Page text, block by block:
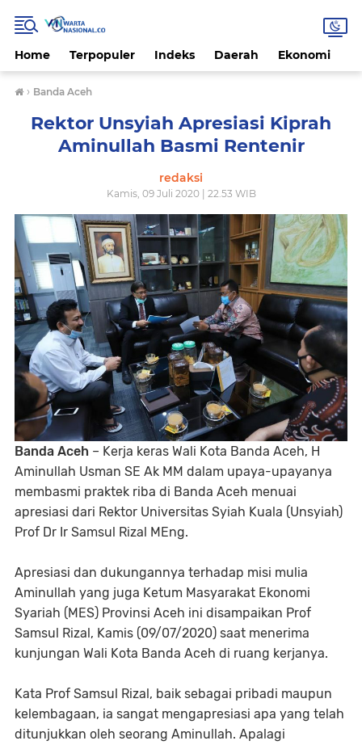
Home Terpopuler Indeks Daerah Ekonomi
› Banda Aceh
Rektor Unsyiah Apresiasi Kiprah
Aminullah Basmi Rentenir
redaksi
Kamis, 09 Juli 2020 | 22.53 WIB
Banda Aceh – Kerja keras Wali Kota Banda Aceh, H
Aminullah Usman SE Ak MM dalam upaya-upayanya
membasmi praktek riba di Banda Aceh menuai
apresiasi dari Rektor Universitas Syiah Kuala (Unsyiah)
Prof Dr Ir Samsul Rizal MEng.
Apresiasi dan dukungannya terhadap misi mulia
Aminullah yang juga Ketum Masyarakat Ekonomi
Syariah (MES) Provinsi Aceh ini disampaikan Prof
Samsul Rizal, Kamis (09/07/2020) saat menerima
kunjungan Wali Kota Banda Aceh di ruang kerjanya.
Kata Prof Samsul Rizal, baik sebagai pribadi maupun
kelembagaan, ia sangat mengapresiasi apa yang telah
ditunjukkan oleh seorang Aminullah. Apalagi